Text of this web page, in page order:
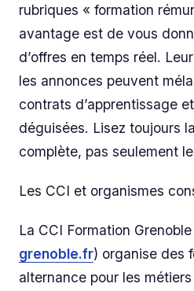
rubriques « formation
avantage est de vous
d’offres en temps réel.
les annonces peuvent
contrats d’apprentissage
déguisées. Lisez toujours
complète, pas seulement
Les CCI et organismes
La CCI Formation
grenoble.fr) organise des
alternance pour les